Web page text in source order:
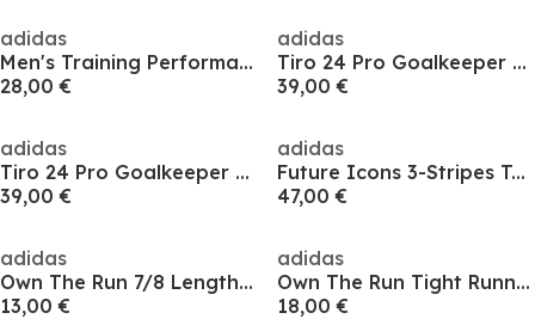
adidas
Men's Training Performance Vest
28,00 €
adidas
Tiro 24 Pro Goalkeeper Leggings Mens
39,00 €
adidas
Tiro 24 Pro Goalkeeper Leggings Mens
39,00 €
adidas
Future Icons 3-Stripes Tapered-Leg Joggers Kids
47,00 €
adidas
Own The Run 7/8 Length Running Tight Womens
13,00 €
adidas
Own The Run Tight Running Mens
18,00 €